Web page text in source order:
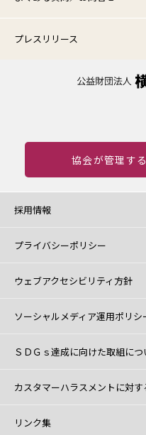
プレスリリース
協会が管理す
採用情報
プライバシーポリシー
ウェブアクセシビリティ方針
ソーシャルメディア運用ポリシ
ＳＤＧｓ達成に向けた取組につ
カスタマーハラスメントに対す
リンク集